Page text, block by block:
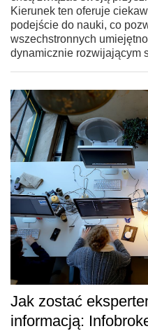
Kierunek ten oferuje
podejście do nauki, co
wszechstronnych
dynamicznie rozwijającym
Jak zostać
informacją: